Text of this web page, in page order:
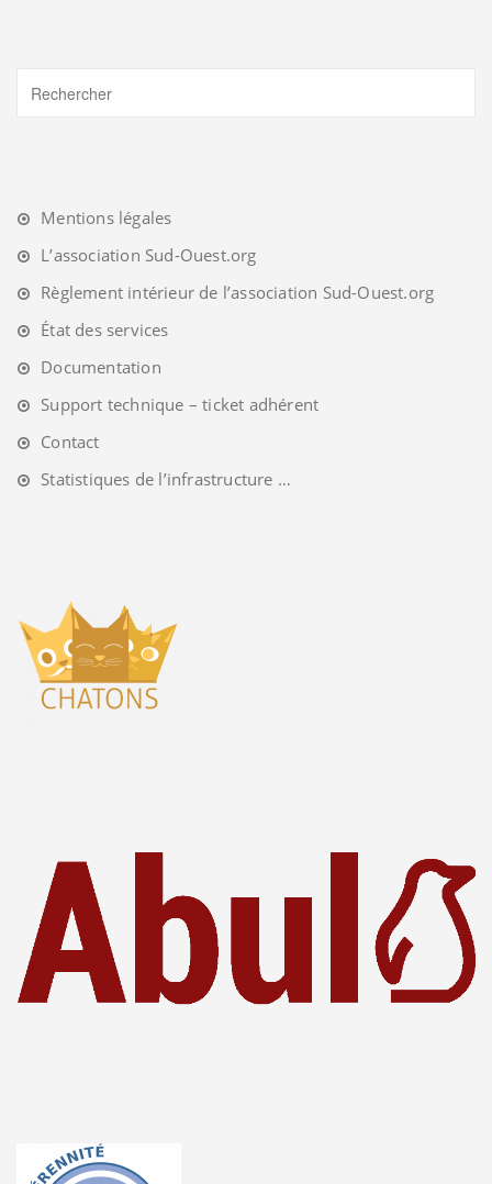
Mentions légales
L’association Sud-Ouest.org
Règlement intérieur de l’association Sud-Ouest.org
État des services
Documentation
Support technique – ticket adhérent
Contact
Statistiques de l’infrastructure …